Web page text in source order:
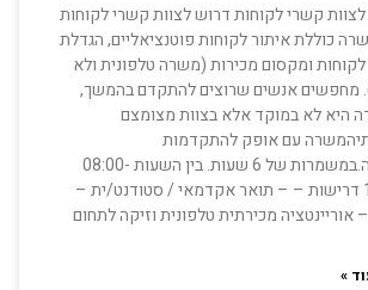
קשרי לקוחות דרוש לצוות קשרי לקוחות
כוללת איתור לקוחות פוטנציאליים, הגדלת
ומקסום מכירות (משרה טלפונית ולא
מחפשים אנשים שרוצים להתקדם בהמשך,
היא לא במוקד אלא בצוות מצומצם
עם אופק להתקדמות
בחברה.במשמרות של 6 שעות. בין השעות 08:00-
18:00 דרישות – – תואר אקדמאי / סטודנט/ית –
אוריינטציה מכירתית טלפונית וזיקה לתחום
»